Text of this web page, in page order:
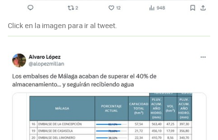
Click en la imagen para ir al tweet.